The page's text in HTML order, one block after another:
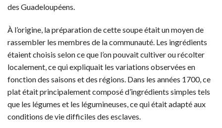
des Guadeloupéens.
À l’origine, la préparation de cette soupe était un moyen de
rassembler les membres de la communauté. Les ingrédients
étaient choisis selon ce que l’on pouvait cultiver ou récolter
localement, ce qui expliquait les variations observées en
fonction des saisons et des régions. Dans les années 1700, ce
plat était principalement composé d’ingrédients simples tels
que les légumes et les légumineuses, ce qui était adapté aux
conditions de vie difficiles des esclaves.